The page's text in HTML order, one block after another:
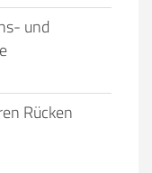
und
Rücken